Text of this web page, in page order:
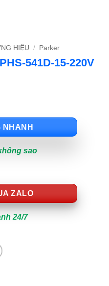
HIỆU / Parker
541D-15-220V
NHANH
sao
ZALO
24/7